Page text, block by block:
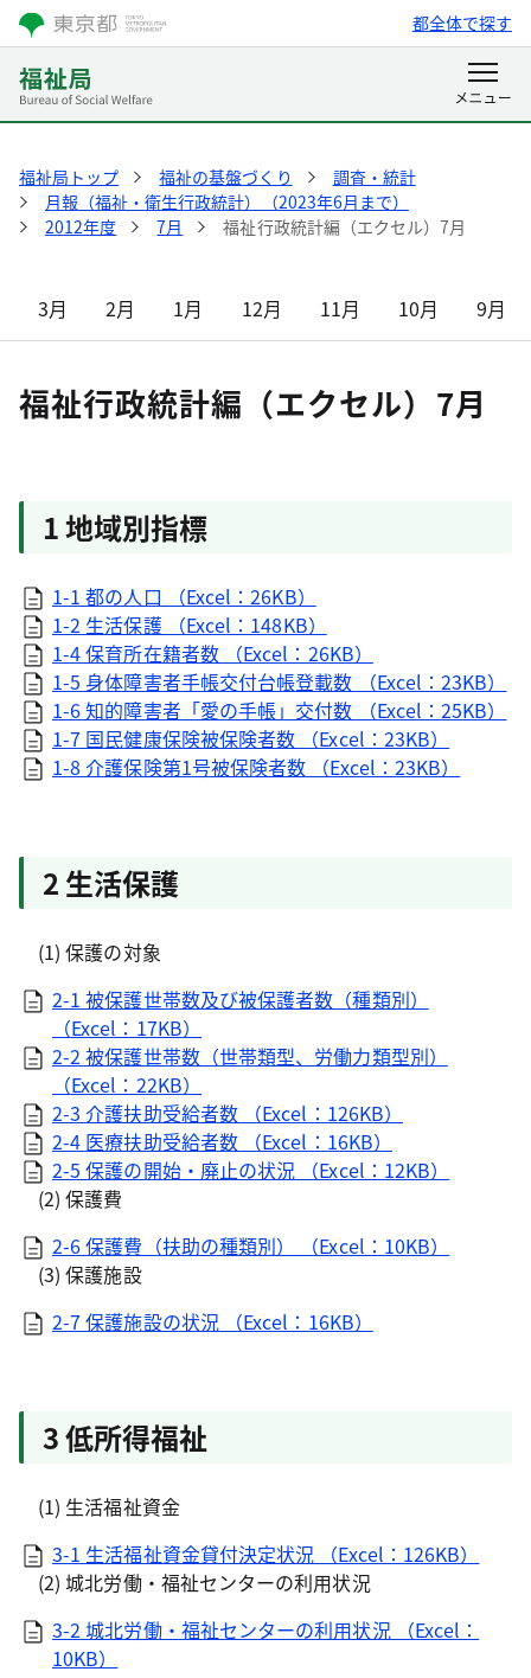
都全体で探す
福祉局トップ 福祉の基盤づくり
調査・統計
月報（福祉・衛生行政統計）（2023年6月まで）
2012年度
7月 福祉行政統計編（エクセル）7月
3月 2月 1月 12月 11月 10月 9月
福祉行政統計編（エクセル）7月
1 地域別指標
1-1 都の人口 （Excel：26KB）
1-2 生活保護 （Excel：148KB）
1-4 保育所在籍者数 （Excel：26KB）
1-5 身体障害者手帳交付台帳登載数 （Excel：23KB）
1-6 知的障害者「愛の手帳」交付数 （Excel：25KB）
1-7 国民健康保険被保険者数 （Excel：23KB）
1-8 介護保険第1号被保険者数 （Excel：23KB）
2 生活保護
(1) 保護の対象
2-1 被保護世帯数及び被保護者数（種類別）
（Excel：17KB）
2-2 被保護世帯数（世帯類型、労働力類型別）
（Excel：22KB）
2-3 介護扶助受給者数 （Excel：126KB）
2-4 医療扶助受給者数 （Excel：16KB）
2-5 保護の開始・廃止の状況 （Excel：12KB）
(2) 保護費
2-6 保護費（扶助の種類別） （Excel：10KB）
(3) 保護施設
2-7 保護施設の状況 （Excel：16KB）
3 低所得福祉
(1) 生活福祉資金
3-1 生活福祉資金貸付決定状況 （Excel：126KB）
(2) 城北労働・福祉センターの利用状況
3-2 城北労働・福祉センターの利用状況 （Excel：
10KB）